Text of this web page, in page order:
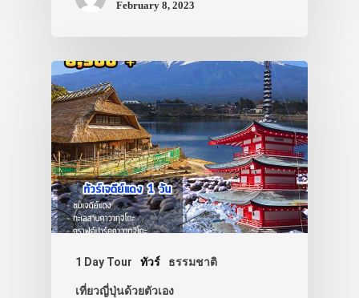
February 8, 2023
1 Day Tour ทัวร์ ธรรมชาติ
เที่ยวญี่ปุ่นด้วยตัวเอง